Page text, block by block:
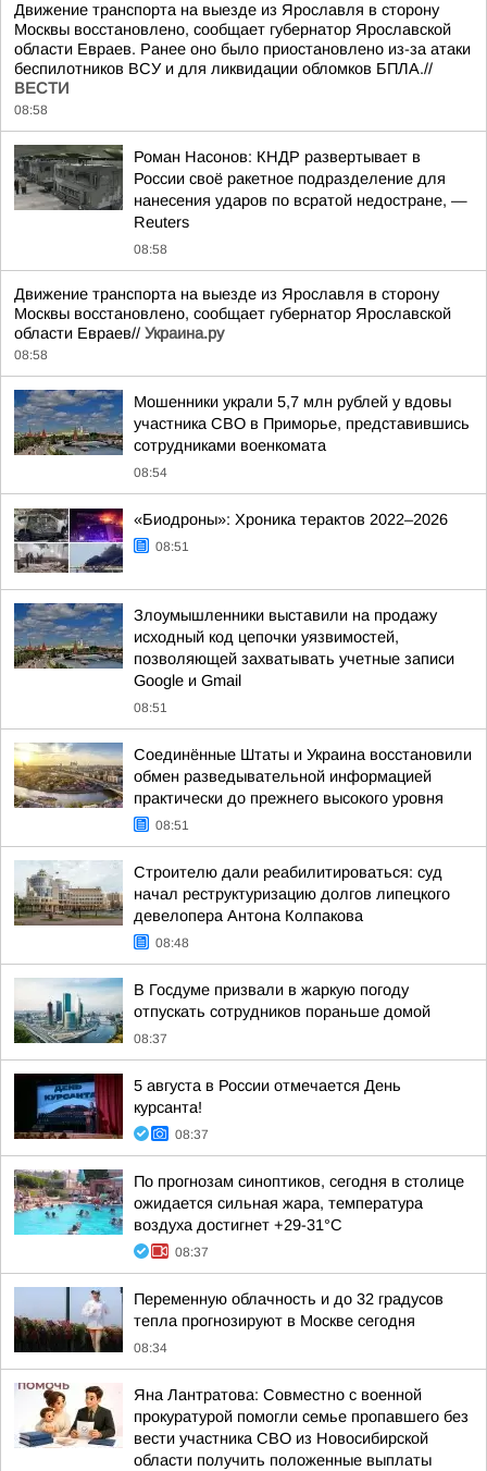
Движение транспорта на выезде из Ярославля в сторону
Москвы восстановлено, сообщает губернатор Ярославской
области Евраев. Ранее оно было приостановлено из-за атаки
беспилотников ВСУ и для ликвидации обломков БПЛА.//
ВЕСТИ
08:58
Роман Насонов: КНДР развертывает в
России своё ракетное подразделение для
нанесения ударов по всратой недостране, —
Reuters
08:58
Движение транспорта на выезде из Ярославля в сторону
Москвы восстановлено, сообщает губернатор Ярославской
области Евраев// Украина.ру
08:58
Мошенники украли 5,7 млн рублей у вдовы
участника СВО в Приморье, представившись
сотрудниками военкомата
08:54
«Биодроны»: Хроника терактов 2022–2026
08:51
Злоумышленники выставили на продажу
исходный код цепочки уязвимостей,
позволяющей захватывать учетные записи
Google и Gmail
08:51
Соединённые Штаты и Украина восстановили
обмен разведывательной информацией
практически до прежнего высокого уровня
08:51
Строителю дали реабилитироваться: суд
начал реструктуризацию долгов липецкого
девелопера Антона Колпакова
08:48
В Госдуме призвали в жаркую погоду
отпускать сотрудников пораньше домой
08:37
5 августа в России отмечается День
курсанта!
08:37
По прогнозам синоптиков, сегодня в столице
ожидается сильная жара, температура
воздуха достигнет +29-31°С
08:37
Переменную облачность и до 32 градусов
тепла прогнозируют в Москве сегодня
08:34
Яна Лантратова: Совместно с военной
прокуратурой помогли семье пропавшего без
вести участника СВО из Новосибирской
области получить положенные выплаты